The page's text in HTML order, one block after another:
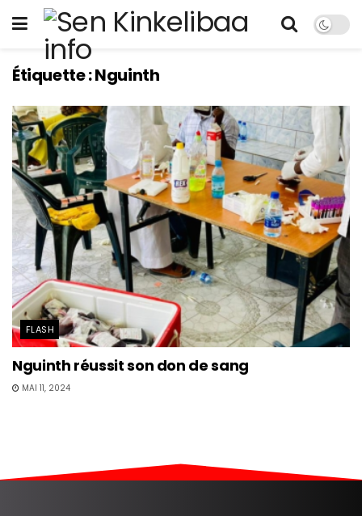
Étiquette :Nguinth
FLASH
Nguinth réussit son don de sang
MAI 11, 2024